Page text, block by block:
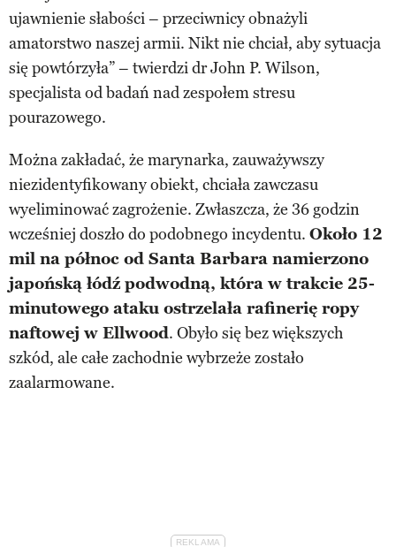
ujawnienie słabości – przeciwnicy obnażyli
amatorstwo naszej armii. Nikt nie chciał, aby sytuacja
się powtórzyła” – twierdzi dr John P. Wilson,
specjalista od badań nad zespołem stresu
pourazowego.
Można zakładać, że marynarka, zauważywszy
niezidentyfikowany obiekt, chciała zawczasu
wyeliminować zagrożenie. Zwłaszcza, że 36 godzin
wcześniej doszło do podobnego incydentu. Około 12
mil na północ od Santa Barbara namierzono
japońską łódź podwodną, która w trakcie 25-
minutowego ataku ostrzelała rafinerię ropy
naftowej w Ellwood. Obyło się bez większych
szkód, ale całe zachodnie wybrzeże zostało
zaalarmowane.